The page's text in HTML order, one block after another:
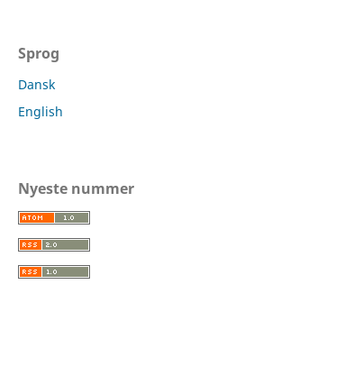
Sprog
Dansk
English
Nyeste nummer